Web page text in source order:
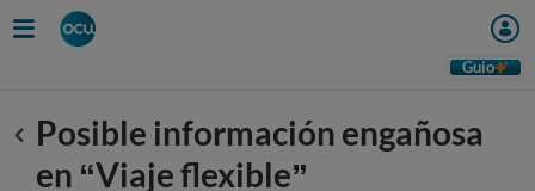
Guio
Anterior
Posible información engañosa
en “Viaje flexible”